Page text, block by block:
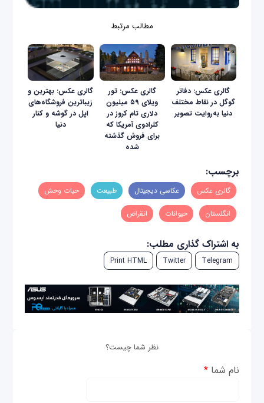
مطالب مرتبط
گالری عکس: دفاتر
گوگل در نقاط مختلف
دنیا به‌روایت تصویر
گالری عکس: تور
ویلای ۵۹ میلیون
دلاری تام کروز در
کلرادوی آمریکا که
برای فروش گذشته
شده
گالری عکس: بهترین و
زیباترین فروشگاه‌های
اپل در گوشه و کنار
دنیا
برچسب:
گالری عکس عکاسی دیجیتال طبیعت حیات وحش
انگلستان حیوانات انقراض
به اشتراک گذاری مطلب:
Telegram
Twitter
Print HTML
نظر شما چیست؟
نام شما*